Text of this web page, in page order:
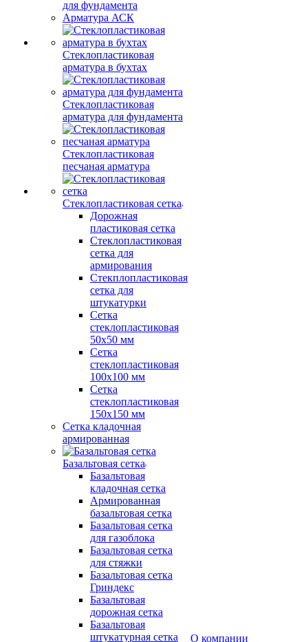
для фундамента
Арматура АСК
Стеклопластиковая
арматура в бухтах
Стеклопластиковая
арматура для фундамента
Стеклопластиковая
песчаная арматура
Стеклопластиковая сетка
Дорожная
пластиковая сетка
Стеклопластиковая
сетка для
армирования
Стекплопластиковая
сетка для
штукатурки
Сетка
стеклопластиковая
50x50 мм
Сетка
стеклопластиковая
100x100 мм
Сетка
стеклопластиковая
150x150 мм
Сетка кладочная
армированная
Базальтовая сетка
Базальтовая
кладочная сетка
Армированная
базальтовая сетка
Базальтовая сетка
для газоблока
Базальтовая сетка
для стяжки
Базальтовая сетка
Гриндекс
Базальтовая
дорожная сетка
Базальтовая
штукатурная сетка
О компании